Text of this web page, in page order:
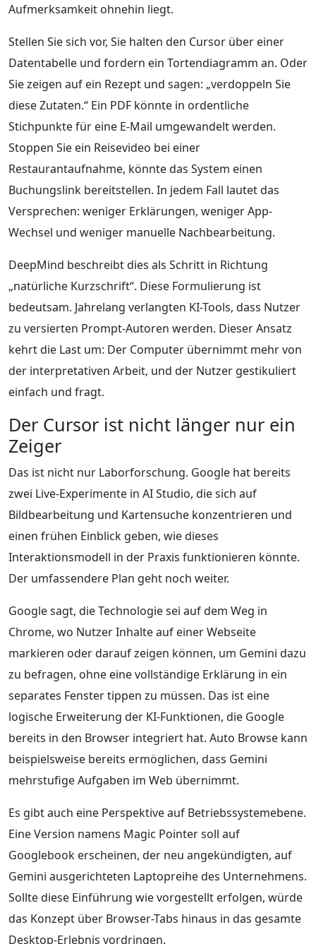
Aufmerksamkeit ohnehin liegt.
Stellen Sie sich vor, Sie halten den Cursor über einer
Datentabelle und fordern ein Tortendiagramm an. Oder
Sie zeigen auf ein Rezept und sagen: „verdoppeln Sie
diese Zutaten.“ Ein PDF könnte in ordentliche
Stichpunkte für eine E-Mail umgewandelt werden.
Stoppen Sie ein Reisevideo bei einer
Restaurantaufnahme, könnte das System einen
Buchungslink bereitstellen. In jedem Fall lautet das
Versprechen: weniger Erklärungen, weniger App-
Wechsel und weniger manuelle Nachbearbeitung.
DeepMind beschreibt dies als Schritt in Richtung
„natürliche Kurzschrift“. Diese Formulierung ist
bedeutsam. Jahrelang verlangten KI-Tools, dass Nutzer
zu versierten Prompt-Autoren werden. Dieser Ansatz
kehrt die Last um: Der Computer übernimmt mehr von
der interpretativen Arbeit, und der Nutzer gestikuliert
einfach und fragt.
Der Cursor ist nicht länger nur ein
Zeiger
Das ist nicht nur Laborforschung. Google hat bereits
zwei Live-Experimente in AI Studio, die sich auf
Bildbearbeitung und Kartensuche konzentrieren und
einen frühen Einblick geben, wie dieses
Interaktionsmodell in der Praxis funktionieren könnte.
Der umfassendere Plan geht noch weiter.
Google sagt, die Technologie sei auf dem Weg in
Chrome, wo Nutzer Inhalte auf einer Webseite
markieren oder darauf zeigen können, um Gemini dazu
zu befragen, ohne eine vollständige Erklärung in ein
separates Fenster tippen zu müssen. Das ist eine
logische Erweiterung der KI-Funktionen, die Google
bereits in den Browser integriert hat. Auto Browse kann
beispielsweise bereits ermöglichen, dass Gemini
mehrstufige Aufgaben im Web übernimmt.
Es gibt auch eine Perspektive auf Betriebssystemebene.
Eine Version namens Magic Pointer soll auf
Googlebook erscheinen, der neu angekündigten, auf
Gemini ausgerichteten Laptopreihe des Unternehmens.
Sollte diese Einführung wie vorgestellt erfolgen, würde
das Konzept über Browser-Tabs hinaus in das gesamte
Desktop-Erlebnis vordringen.